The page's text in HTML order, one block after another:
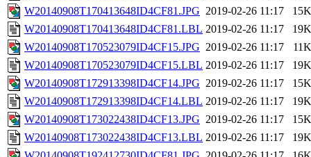
W20140908T170413648ID4CF81.JPG 2019-02-26 11:17
15K
W20140908T170413648ID4CF81.LBL 2019-02-26 11:17
19K
W20140908T170523079ID4CF15.JPG 2019-02-26 11:17
11K
W20140908T170523079ID4CF15.LBL 2019-02-26 11:17
19K
W20140908T172913398ID4CF14.JPG 2019-02-26 11:17
15K
W20140908T172913398ID4CF14.LBL 2019-02-26 11:17
19K
W20140908T173022438ID4CF13.JPG 2019-02-26 11:17
15K
W20140908T173022438ID4CF13.LBL 2019-02-26 11:17
19K